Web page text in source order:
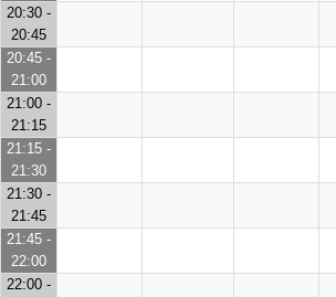
20:30 -
20:45
20:45 -
21:00
21:00 -
21:15
21:15 -
21:30
21:30 -
21:45
21:45 -
22:00
22:00 -